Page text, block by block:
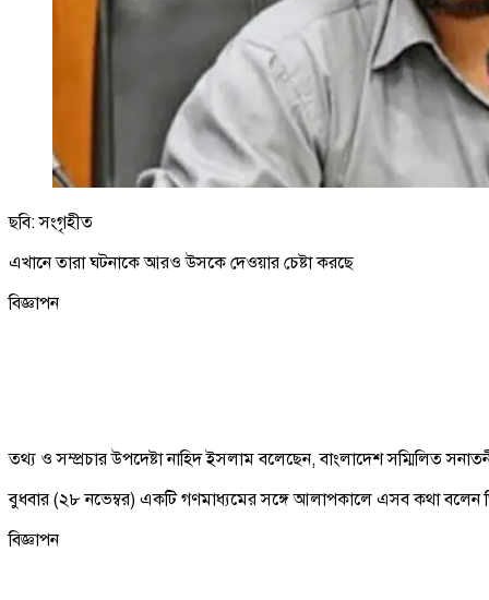
ছবি: সংগৃহীত
এখানে তারা ঘটনাকে আরও উসকে দেওয়ার চেষ্টা করছে
বিজ্ঞাপন
তথ্য ও সম্প্রচার উপদেষ্টা নাহিদ ইসলাম বলেছেন, বাংলাদেশ সম্মিলিত
বুধবার (২৮ নভেম্বর) একটি গণমাধ্যমের সঙ্গে আলাপকালে এসব কথা বলেন
বিজ্ঞাপন